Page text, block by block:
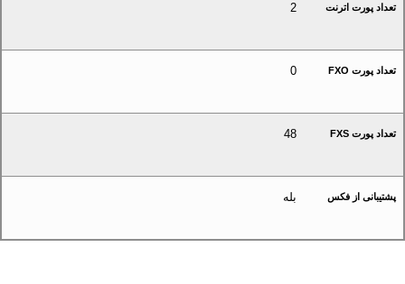
تعداد پورت اترنت 2
تعداد پورت FXO 0
تعداد پورت FXS 48
پشتیبانی از فکس بله